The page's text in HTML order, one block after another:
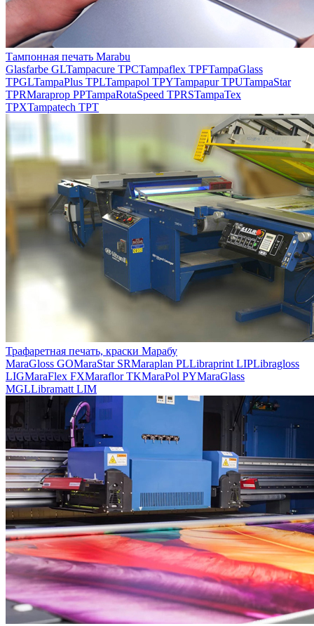
Тампонная печать Marabu
Glasfarbe GLTampacure TPCTampaflex TPFTampaGlass
TPGLTampaPlus TPLTampapol TPYTampapur TPUTampaStar
TPRMaraprop PPTampaRotaSpeed TPRSTampaTex
TPXTampatech TPT
Трафаретная печать, краски Марабу
MaraGloss GOMaraStar SRMaraplan PLLibraprint LIPLibragloss
LIGMaraFlex FXMaraflor TKMaraPol PYMaraGlass
MGLLibramatt LIM